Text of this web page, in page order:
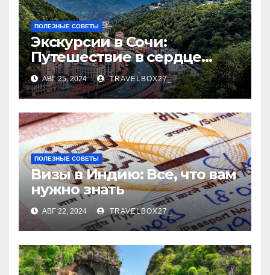
ПОЛЕЗНЫЕ СОВЕТЫ
Экскурсии в Сочи:
Путешествие в сердце
Черноморского курорта
АВГ 25, 2024 TRAVELBOX27_
ПОЛЕЗНЫЕ СОВЕТЫ
Визы в Индию: Все, что вам
нужно знать
АВГ 22, 2024 TRAVELBOX27_